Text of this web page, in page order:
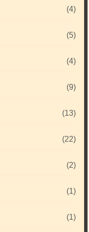
(4)
(5)
(4)
(9)
(13)
(22)
(2)
(1)
(1)